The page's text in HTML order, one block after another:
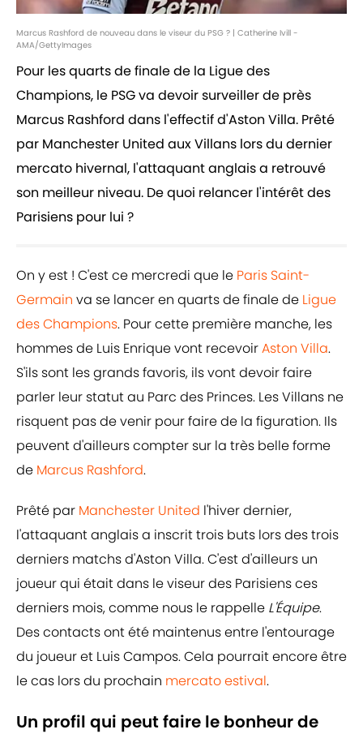
Marcus Rashford de nouveau dans le viseur du PSG ? | Catherine Ivill -
AMA/GettyImages
Pour les quarts de finale de la Ligue des
Champions, le PSG va devoir surveiller de près
Marcus Rashford dans l'effectif d'Aston Villa. Prêté
par Manchester United aux Villans lors du dernier
mercato hivernal, l'attaquant anglais a retrouvé
son meilleur niveau. De quoi relancer l'intérêt des
Parisiens pour lui ?
On y est ! C'est ce mercredi que le Paris Saint-
Germain va se lancer en quarts de finale de Ligue
des Champions. Pour cette première manche, les
hommes de Luis Enrique vont recevoirAston Villa.
S'ils sont les grands favoris, ils vont devoir faire
parler leur statut au Parc des Princes. Les Villans ne
risquent pas de venir pour faire de la figuration. Ils
peuvent d'ailleurs compter sur la très belle forme
de Marcus Rashford.
Prêté par Manchester United l'hiver dernier,
l'attaquant anglais a inscrit trois buts lors des trois
derniers matchs d'Aston Villa. C'est d'ailleurs un
joueur qui était dans le viseur des Parisiens ces
derniers mois, comme nous le rappelle L'Équipe.
Des contacts ont été maintenus entre l'entourage
du joueur et Luis Campos. Cela pourrait encore être
le cas lors du prochain mercato estival.
Un profil qui peut faire le bonheur de